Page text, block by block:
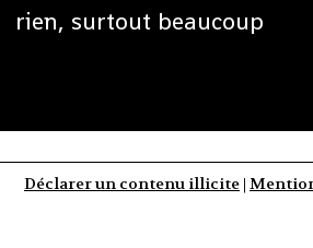
rien, surtout beaucoup
Déclarer un contenu illicite |